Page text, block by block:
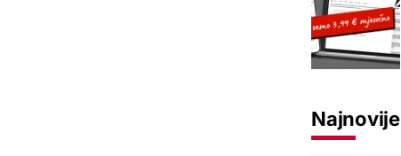
Najnovije